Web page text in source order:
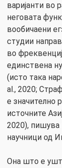
варијанти во
неговата
вообичаени
студии
во
единствена
(исто така
al., 2020;
е значително
источните
2020), пишува
научници од
Она што е